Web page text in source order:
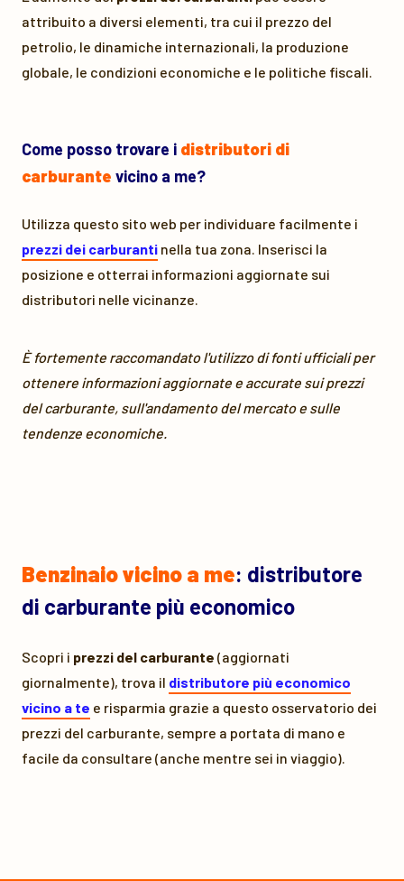
attribuito a diversi elementi, tra cui il prezzo del
petrolio, le dinamiche internazionali, la produzione
globale, le condizioni economiche e le politiche fiscali.
Come posso trovare i distributori di
carburante vicino a me?
Utilizza questo sito web per individuare facilmente i
prezzi dei carburanti nella tua zona. Inserisci la
posizione e otterrai informazioni aggiornate sui
distributori nelle vicinanze.
È fortemente raccomandato l'utilizzo di fonti ufficiali per
ottenere informazioni aggiornate e accurate sui prezzi
del carburante, sull'andamento del mercato e sulle
tendenze economiche.
Benzinaio vicino a me: distributore
di carburante più economico
Scopri i prezzi del carburante (aggiornati
giornalmente), trova il distributore più economico
vicino a te e risparmia grazie a questo osservatorio dei
prezzi del carburante, sempre a portata di mano e
facile da consultare (anche mentre sei in viaggio).